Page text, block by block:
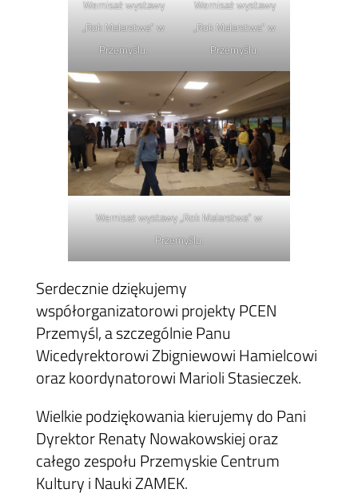
Wernisaż wystawy
„Rok Malarstwa” w
Przemyślu.
Wernisaż wystawy
„Rok Malarstwa” w
Przemyślu.
Wernisaż wystawy „Rok Malarstwa” w
Przemyślu.
Serdecznie dziękujemy
współorganizatorowi projekty PCEN
Przemyśl, a szczególnie Panu
Wicedyrektorowi Zbigniewowi Hamielcowi
oraz koordynatorowi Marioli Stasieczek.
Wielkie podziękowania kierujemy do Pani
Dyrektor Renaty Nowakowskiej oraz
całego zespołu Przemyskie Centrum
Kultury i Nauki ZAMEK.